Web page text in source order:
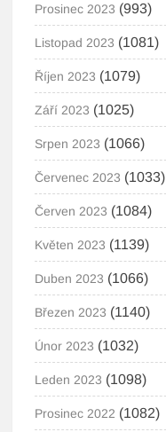
Prosinec 2023 (993)
Listopad 2023 (1081)
Říjen 2023 (1079)
Září 2023 (1025)
Srpen 2023 (1066)
Červenec 2023 (1033)
Červen 2023 (1084)
Květen 2023 (1139)
Duben 2023 (1066)
Březen 2023 (1140)
Únor 2023 (1032)
Leden 2023 (1098)
Prosinec 2022 (1082)